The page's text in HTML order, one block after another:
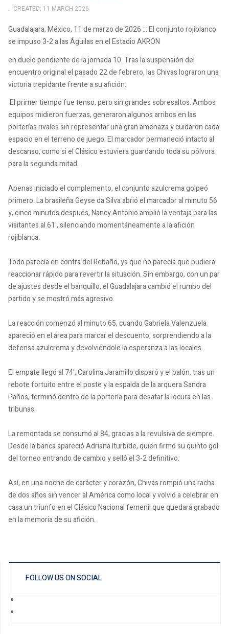
CREATED: 11 MARCH 2026
Guadalajara, México, 11 de marzo de 2026 ::: El conjunto rojiblanco
se impuso 3-2 a las Águilas en el Estadio AKRON
en duelo pendiente de la jornada 10. Tras la suspensión del
encuentro original el pasado 22 de febrero, las Chivas lograron una
victoria trepidante frente a su afición.
El primer tiempo fue tenso, pero sin grandes sobresaltos. Ambos
equipos midieron fuerzas, generaron algunos arribos en las
porterías rivales sin representar una gran amenaza y cuidaron cada
espacio en el terreno de juego. El marcador permaneció intacto al
descanso, como si el Clásico estuviera guardando toda su pólvora
para la segunda mitad.
Apenas iniciado el complemento, el conjunto azulcrema golpeó
primero. La brasileña Geyse da Silva abrió el marcador al minuto 56
y, cinco minutos después, Nancy Antonio amplió la ventaja para las
visitantes al 61', silenciando momentáneamente a la afición
rojiblanca.
Todo parecía en contra del Rebaño, ya que no parecía que pudiera
reaccionar rápido para revertir la situación. Sin embargo, con un par
de ajustes desde el banquillo, el Guadalajara cambió el rumbo del
partido y se mostró más agresivo.
La reacción comenzó al minuto 65, cuando Gabriela Valenzuela
apareció en el área para marcar el descuento, sorprendiendo a la
defensa azulcrema y devolviéndole la esperanza a las locales.
El empate llegó al 74'. Carolina Jaramillo disparó y el balón, tras un
rebote fortuito entre el poste y la espalda de la arquera Sandra
Paños, terminó dentro de la portería para desatar la locura en las
tribunas.
La remontada se consumó al 84, gracias a la revulsiva de siempre.
Desde la banca apareció Adriana Iturbide, quien firmó su quinto gol
del torneo entrando de cambio y selló el 3-2 definitivo.
Así, en una noche de carácter y corazón, Chivas rompió una racha
de dos años sin vencer al América como local y volvió a celebrar en
casa un triunfo en el Clásico Nacional femenil que quedará grabado
en la memoria de su afición.
FOLLOW US ON SOCIAL